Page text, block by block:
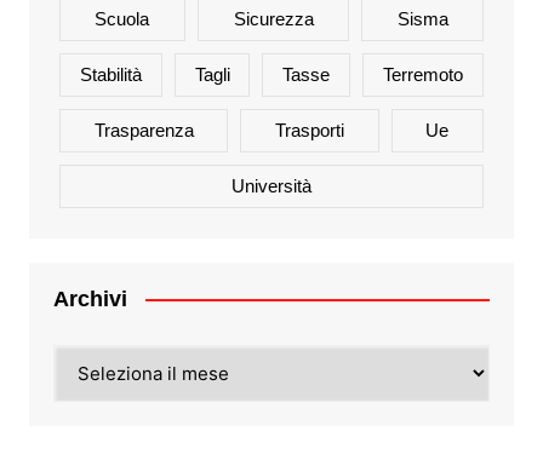
Scuola Sicurezza Sisma
Stabilità Tagli Tasse Terremoto
Trasparenza Trasporti Ue
Università
Archivi